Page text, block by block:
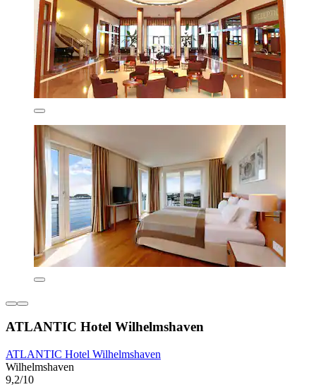
ATLANTIC Hotel Wilhelmshaven
ATLANTIC Hotel Wilhelmshaven
Wilhelmshaven
9,2/10